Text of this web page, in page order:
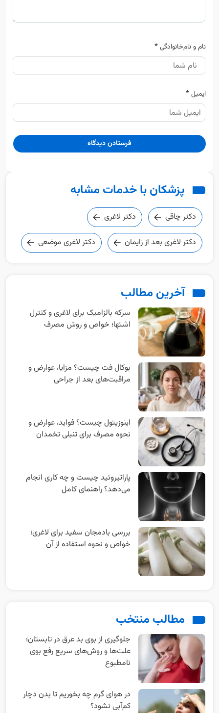
نام و نام‌خانوادگی*
ایمیل*
پزشکان با خدمات مشابه
دکتر چاقی دکتر لاغری
دکتر لاغری بعد از زایمان دکتر لاغری موضعی
آخرین مطالب
سرکه بالزامیک برای لاغری و کنترل
اشتها؛ خواص و روش مصرف
بوکال فت چیست؟ مزایا، عوارض و
مراقبت‌های بعد از جراحی
اینوزیتول چیست؟ فواید، عوارض و
نحوه مصرف برای تنبلی تخمدان
پاراتیروئید چیست و چه کاری انجام
می‌دهد؟ راهنمای کامل
بررسی بادمجان سفید برای لاغری؛
خواص و نحوه استفاده از آن
مطالب منتخب
جلوگیری از بوی بد عرق در تابستان؛
علت‌ها و روش‌های سریع رفع بوی
نامطبوع
در هوای گرم چه بخوریم تا بدن دچار
کم‌آبی نشود؟